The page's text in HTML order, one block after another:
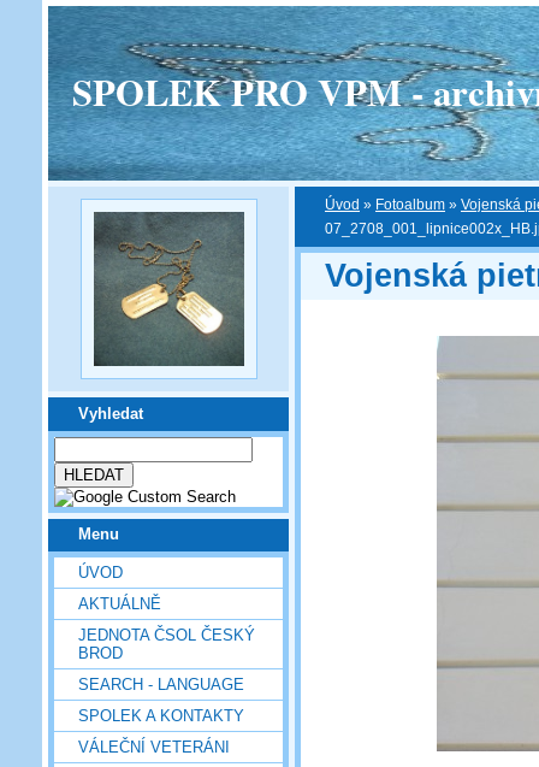
SPOLEK PRO VPM -
Vyhledat
Menu
ÚVOD
AKTUÁLNĚ
JEDNOTA ČSOL ČESKÝ
BROD
SEARCH - LANGUAGE
SPOLEK A KONTAKTY
VÁLEČNÍ VETERÁNI
Úvod » Fotoalbum » Vojenská
Vojenská